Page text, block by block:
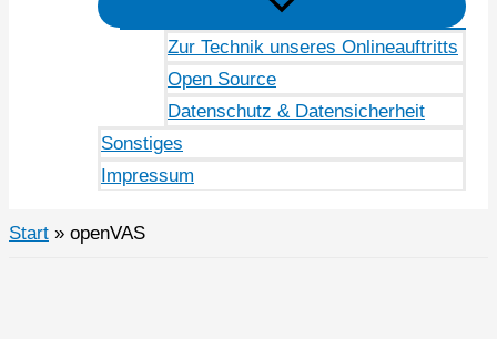
Zur Technik unseres Onlineauftritts
Open Source
Datenschutz & Datensicherheit
Sonstiges
Impressum
Start openVAS